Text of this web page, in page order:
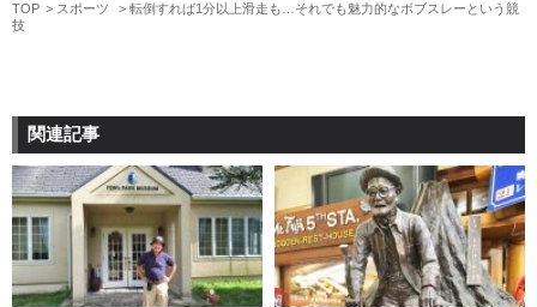
TOP スポーツ
転倒すれば1分以上滑走も…それでも魅力的なボブスレーという競
技
関連記事